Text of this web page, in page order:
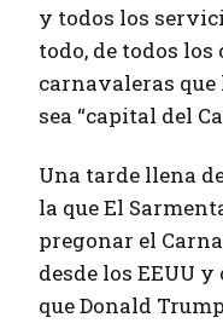
y todos los
todo, de todos
carnavaleras
sea “capital del
Una tarde llena
la que El
pregonar el
desde los EEUU
que Donald